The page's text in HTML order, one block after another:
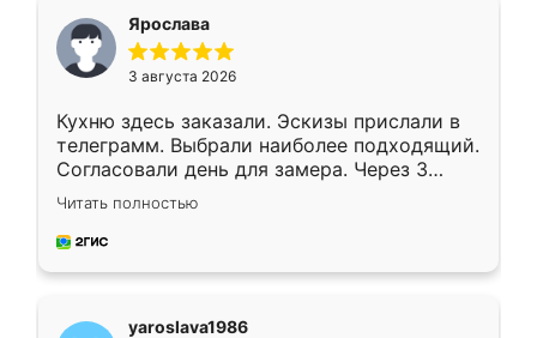
Ярослава
3 августа 2026
Кухню здесь заказали. Эскизы прислали в
телеграмм. Выбрали наиболее подходящий.
Согласовали день для замера. Через 3
недели кухня была уже готова. Остались
довольны работой. Спасибо Ренессанс
мебель за качественную работу!
Читать полностью
yaroslava1986